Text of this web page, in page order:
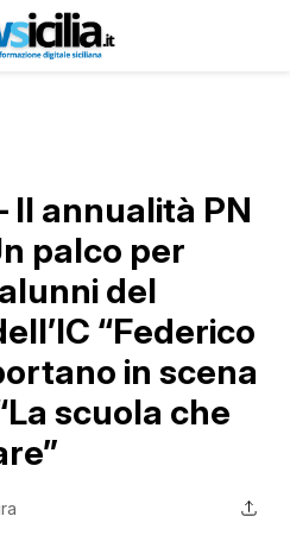
II annualità PN
palco per
del
“Federico
in scena
scuola che